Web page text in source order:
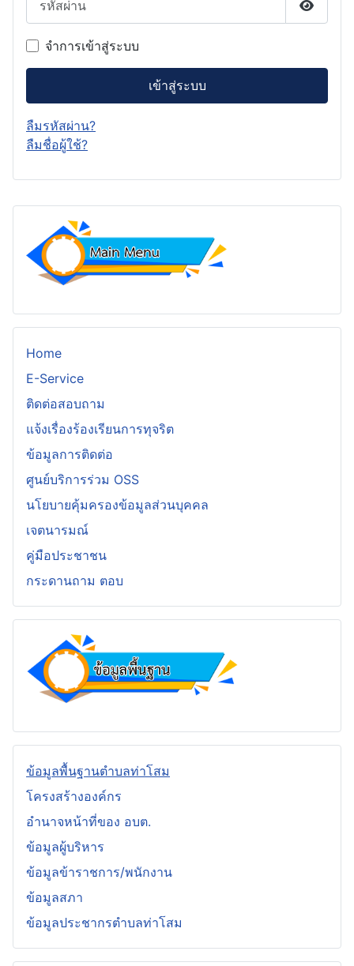
Home
E-Service
ติดต่อสอบถาม
แจ้งเรื่องร้องเรียนการทุจริต
ข้อมูลการติดต่อ
ศูนย์บริการร่วม OSS
นโยบายคุ้มครองข้อมูลส่วนบุคคล
เจตนารมณ์
คู่มือประชาชน
กระดานถาม ตอบ
ข้อมูลพื้นฐานตำบลท่าโสม
โครงสร้างองค์กร
อำนาจหน้าที่ของ อบต.
ข้อมูลผู้บริหาร
ข้อมูลข้าราชการ/พนักงาน
ข้อมูลสภา
ข้อมูลประชากรตำบลท่าโสม
แสดงร
จำการเข้าสู่ระบบ
เข้าสู่ระบบ
ลืมรหัสผ่าน?
ลืมชื่อผู้ใช้?